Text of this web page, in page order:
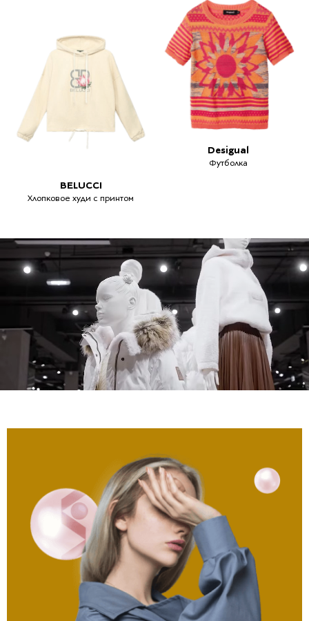
BELUCCI
Хлопковое худи с принтом
Desigual
Футболка